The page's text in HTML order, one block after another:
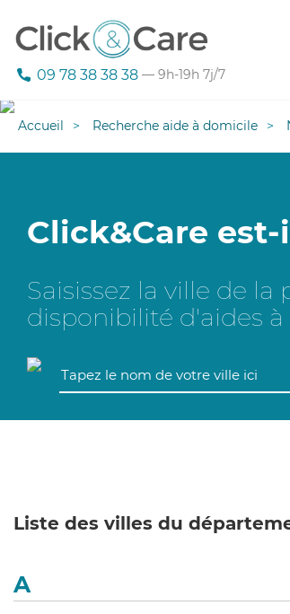
09 78 38 38 38 — 9h-19h 7j/7
Accueil Recherche aide à domicile
Click&Care
Saisissez la ville de
disponibilité d'aides
Liste des villes du
A